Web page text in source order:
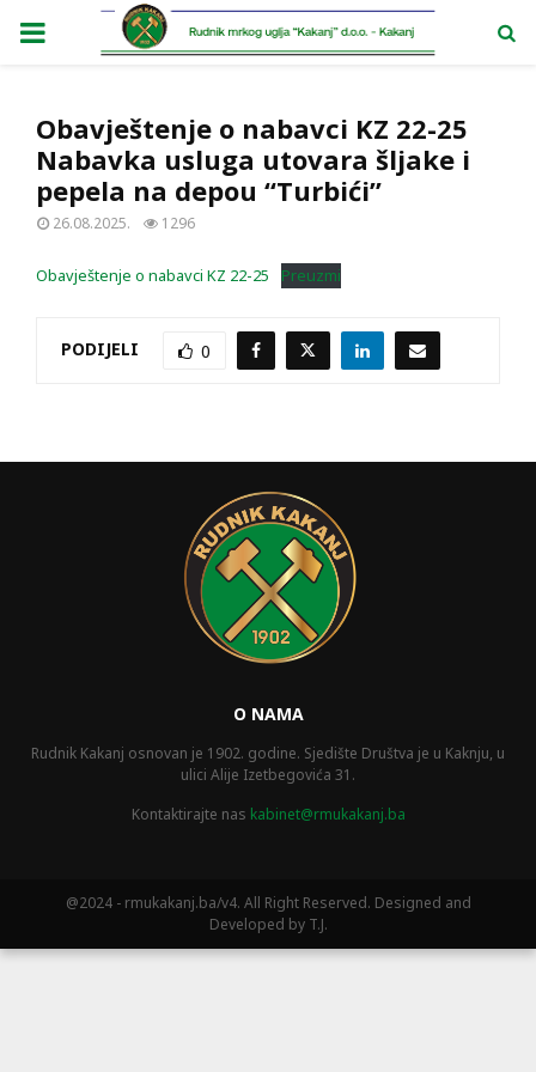
PRIMARY
Obavještenje o nabavci KZ 22-25
Nabavka usluga utovara šljake i
pepela na depou “Turbići”
26.08.2025. 1296
Obavještenje o nabavci KZ 22-25 Preuzmi
PODIJELI 0
O NAMA
Rudnik Kakanj osnovan je 1902. godine. Sjedište Društva je u Kaknju, u
ulici Alije Izetbegovića 31.
Kontaktirajte nas kabinet@rmukakanj.ba
@2024 - rmukakanj.ba/v4. All Right Reserved. Designed and
Developed by T.J.